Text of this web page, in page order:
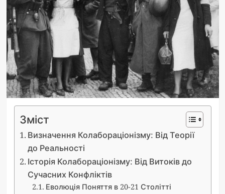
Зміст
Визначення Колабораціонізму: Від Теорії
до Реальності
Історія Колабораціонізму: Від Витоків до
Сучасних Конфліктів
Еволюція Поняття в 20-21 Столітті